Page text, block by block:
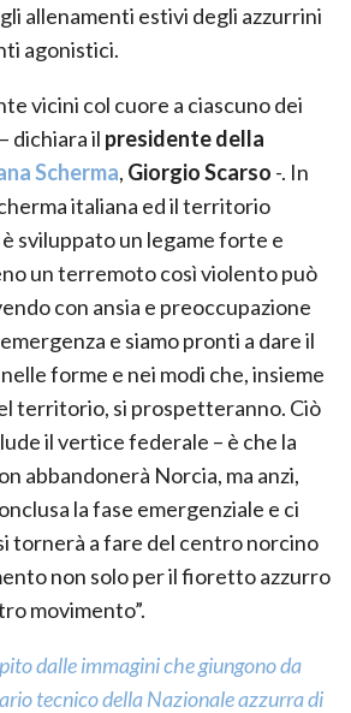
allenamenti estivi degli azzurrini
agonistici.
vicini col cuore a ciascuno dei
dichiara il presidente della
Scherma, Giorgio Scarso -. In
italiana ed il territorio
sviluppato un legame forte e
un terremoto così violento può
con ansia e preoccupazione
e siamo pronti a dare il
forme e nei modi che, insieme
territorio, si prospetteranno. Ciò
il vertice federale – è che la
abbandonerà Norcia, ma anzi,
la fase emergenziale e ci
tornerà a fare del centro norcino
non solo per il fioretto azzurro
movimento”.
dalle immagini che giungono da
tecnico della Nazionale azzurra di